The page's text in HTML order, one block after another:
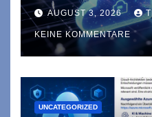
AUGUST 3, 2026
KEINE KOMMENTARE
UNCATEGORIZED